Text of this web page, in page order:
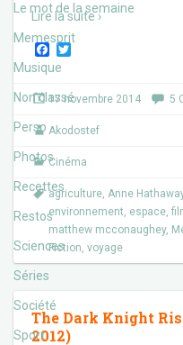
Le mot de la semaine
Memesprit
Musique
Non classé
Perso
Photos
Recettes
Restos
Sciences
Séries
Société
Sport
Lire la suite ›
F
a
c
e
b
o
t
t
r
17 novembre 2014 5
Akodostef
Cinéma
agriculture, Anne
environnement, espace,
matthew mcconaughey,
Fiction, voyage
The Dark Knight
2012)